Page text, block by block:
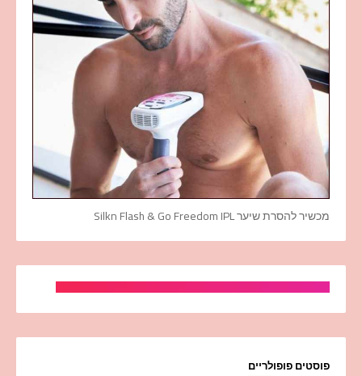
מכשיר להסרת שיער Silkn Flash & Go Freedom IPL
פוסטים פופולריים